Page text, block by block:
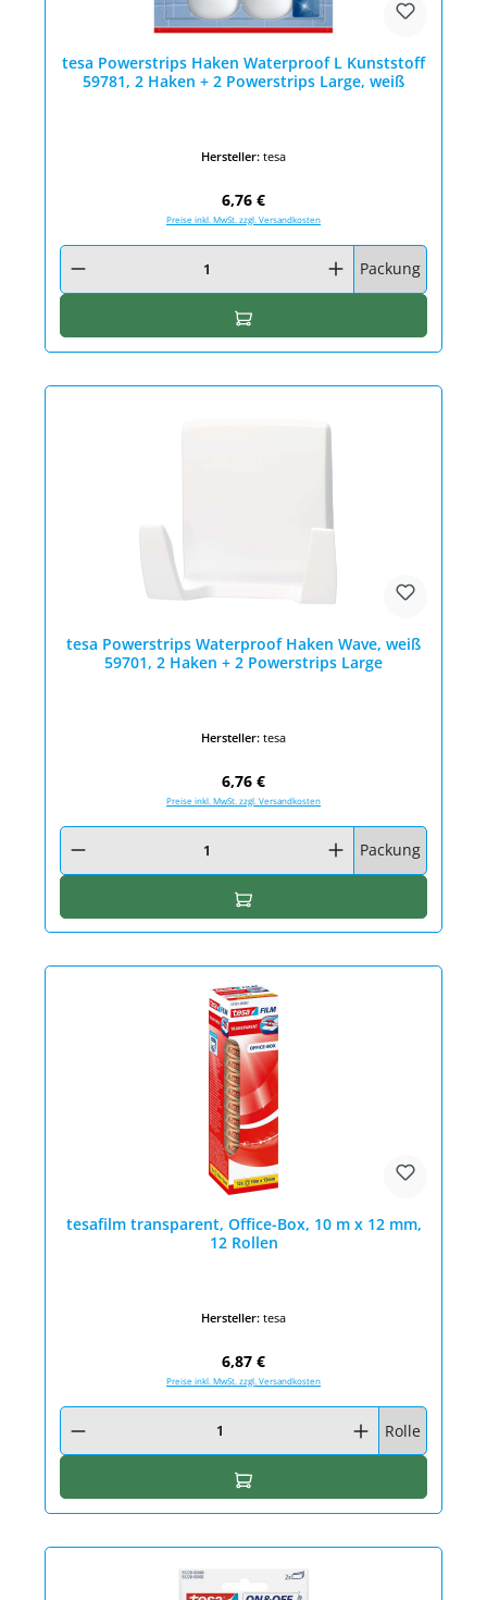
tesa Powerstrips Haken Waterproof L Kunststoff
59781, 2 Haken + 2 Powerstrips Large, weiß
Hersteller: tesa
Regulärer Preis:
6,76 €
Preise inkl. MwSt. zzgl. Versandkosten
Produkt Anzahl: Gib den gewünschten Wert ein oder benutze die
Packung
In den Warenkorb
tesa Powerstrips Waterproof Haken Wave, weiß
59701, 2 Haken + 2 Powerstrips Large
Hersteller: tesa
Regulärer Preis:
6,76 €
Preise inkl. MwSt. zzgl. Versandkosten
Produkt Anzahl: Gib den gewünschten Wert ein oder benutze die
Packung
In den Warenkorb
tesafilm transparent, Office-Box, 10 m x 12 mm,
12 Rollen
Hersteller: tesa
Regulärer Preis:
6,87 €
Preise inkl. MwSt. zzgl. Versandkosten
Produkt Anzahl: Gib den gewünschten Wert ein oder benutze die
Rolle
In den Warenkorb